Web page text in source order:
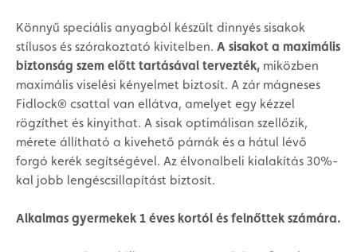
Könnyű speciális anyagból készült dinnyés sisakok
stílusos és szórakoztató kivitelben. A sisakot a maximális
biztonság szem előtt tartásával tervezték, miközben
maximális viselési kényelmet biztosít. A zár mágneses
Fidlock® csattal van ellátva, amelyet egy kézzel
rögzíthet és kinyithat. A sisak optimálisan szellőzik,
mérete állítható a kivehető párnák és a hátul lévő
forgó kerék segítségével. Az élvonalbeli kialakítás 30%-
kal jobb lengéscsillapítást biztosít.
Alkalmas gyermekek 1 éves kortól és felnőttek számára.